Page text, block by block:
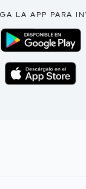
LA APP PARA